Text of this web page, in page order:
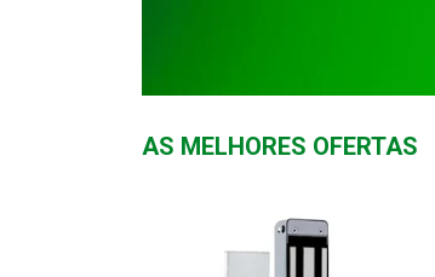
AS MELHORES OFERTAS